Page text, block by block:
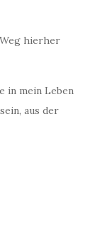
hierher
in mein Leben
aus der